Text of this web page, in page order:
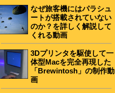
なぜ旅客機にはパラシュ
ートが搭載されていない
のか？を詳しく解説して
くれる動画
3Dプリンタを駆使して一
体型Macを完全再現した
「Brewintosh」の制作動
画